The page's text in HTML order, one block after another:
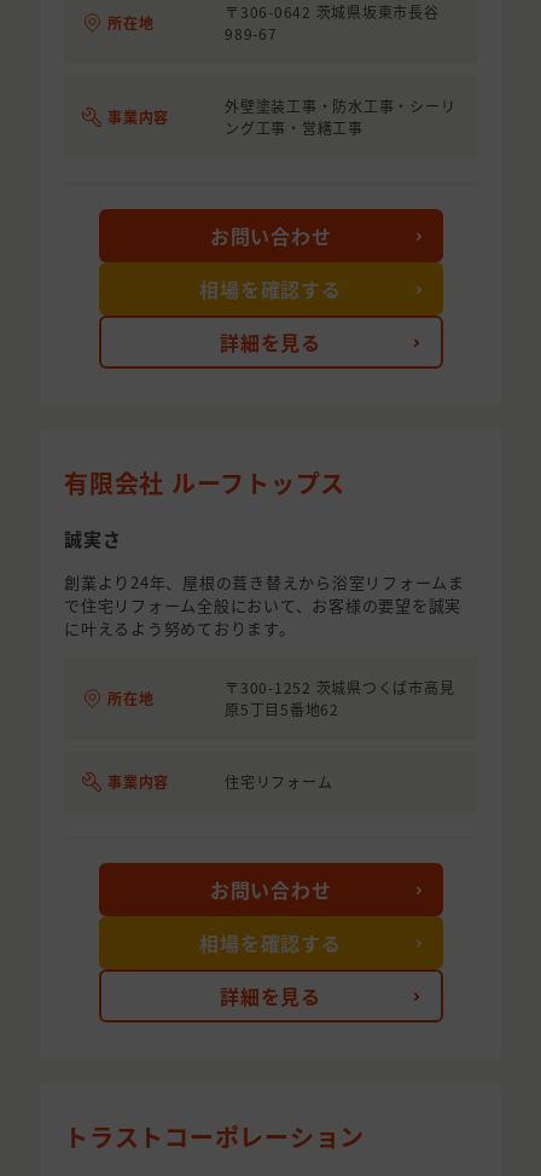
所在地
〒306-0642 茨城県坂東市長谷
989-67
事業内容
外壁塗装工事・防水工事・シーリ
ング工事・営繕工事
詳細を見る
お問い合わせ
相場を確認する
有限会社 ルーフトップス
誠実さ
創業より24年、屋根の葺き替えから浴室リフォームま
で住宅リフォーム全般において、お客様の要望を誠実
に叶えるよう努めております。
所在地
〒300-1252 茨城県つくば市高見
原5丁目5番地62
事業内容 住宅リフォーム
詳細を見る
お問い合わせ
相場を確認する
トラストコーポレーション